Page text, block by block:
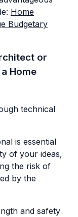
Home
Budgetary
or
Home
technical
is essential
of your ideas,
the risk of
by the
and safety